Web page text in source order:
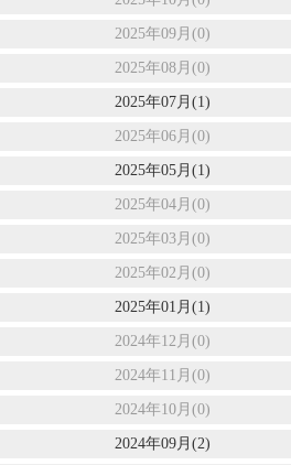
2025年09月(0)
2025年08月(0)
2025年07月(1)
2025年06月(0)
2025年05月(1)
2025年04月(0)
2025年03月(0)
2025年02月(0)
2025年01月(1)
2024年12月(0)
2024年11月(0)
2024年10月(0)
2024年09月(2)